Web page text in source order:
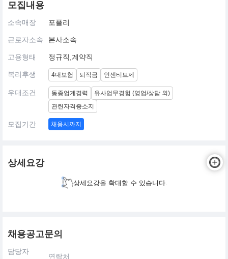
모집내용
소속매장 포플리
근로자소속 본사소속
고용형태 정규직,계약직
복리후생 4대보험 퇴직금 인센티브제
우대조건 동종업계경력
유사업무경험 (영업/상담 외)
관련자격증소지
모집기간 채용시까지
상세요강
상세요강을 확대할 수 있습니다.
채용공고문의
담당자
연락처